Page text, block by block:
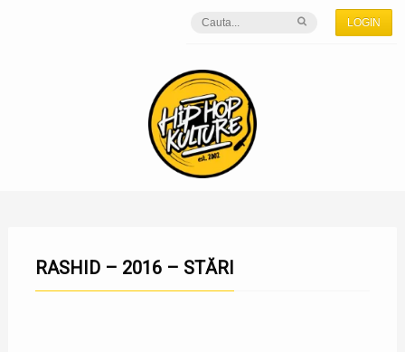
LOGIN
RASHID – 2016 – STĂRI